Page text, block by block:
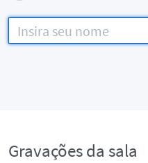
Gravações da sala